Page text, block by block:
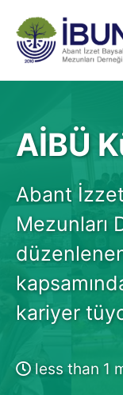
Skip
primary
navigation
Skip
content
Skip
footer
AİBÜ
Abant
Mezunları
kariyer
less than 1